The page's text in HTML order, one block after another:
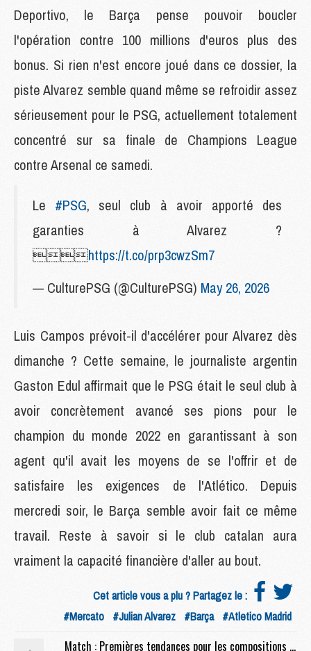
Deportivo, le Barça pense pouvoir boucler
l'opération contre 100 millions d'euros plus des
bonus. Si rien n'est encore joué dans ce dossier, la
piste Alvarez semble quand même se refroidir assez
sérieusement pour le PSG, actuellement totalement
concentré sur sa finale de Champions League
contre Arsenal ce samedi.
Le #PSG, seul club à avoir apporté des
garanties à Alvarez ?
https://t.co/prp3cwzSm7
— CulturePSG (@CulturePSG) May 26, 2026
Luis Campos prévoit-il d'accélérer pour Alvarez dès
dimanche ? Cette semaine, le journaliste argentin
Gaston Edul affirmait que le PSG était le seul club à
avoir concrètement avancé ses pions pour le
champion du monde 2022 en garantissant à son
agent qu'il avait les moyens de se l'offrir et de
satisfaire les exigences de l'Atlético. Depuis
mercredi soir, le Barça semble avoir fait ce même
travail. Reste à savoir si le club catalan aura
vraiment la capacité financière d'aller au bout.
Cet article vous a plu ? Partagez le :
#Mercato #Julian Alvarez #Barça #Atletico Madrid
Match : Premières tendances pour les compositions de la finale PSG/Arsenal